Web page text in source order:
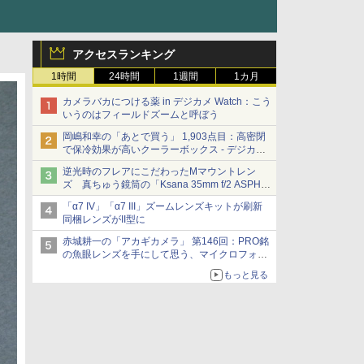
アクセスランキング
1時間 24時間 1週間 1カ月
カメラバカにつける薬 in デジカメ Watch：こう
いうのはフィールドズームと呼ぼう
岡嶋和幸の「あとで買う」 1,903点目：高密閉
で保冷効果が高いクーラーボックス - デジカメ
Watch
逆光時のフレアにこだわったMマウントレン
ズ 真ちゅう鏡筒の「Ksana 35mm f/2 ASPH.
シルバークローム」
「α7 IV」「α7 III」ズームレンズキットが刷新
同梱レンズがII型に
赤城耕一の「アカギカメラ」 第146回：PRO銘
の魚眼レンズを手にして思う、マイクロフォー
もっと見る